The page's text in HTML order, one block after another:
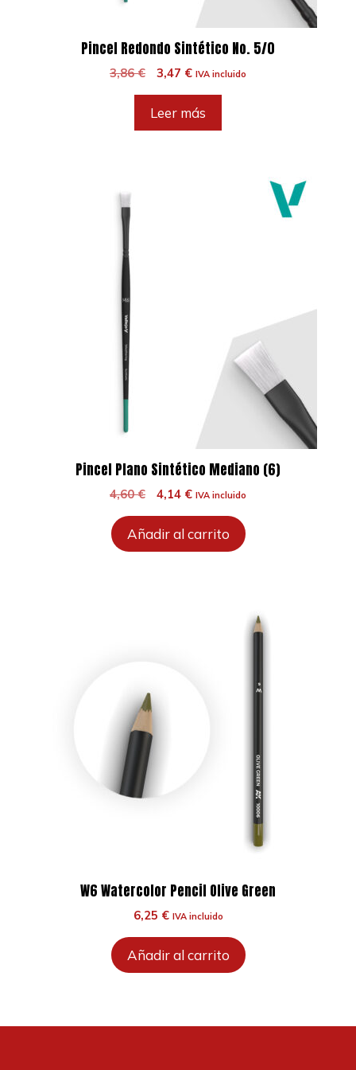
Pincel Redondo Sintético No. 5/0
3,86€
El
original
era:
3,47 €El
actual
es:
IVA incluido
Leer más
Pincel Plano Sintético Mediano (6)
4,60€
El
original
era:
4,14 €El
actual
es:
IVA incluido
Añadir al carrito
W6 Watercolor Pencil Olive Green
6,25 € IVA incluido
Añadir al carrito